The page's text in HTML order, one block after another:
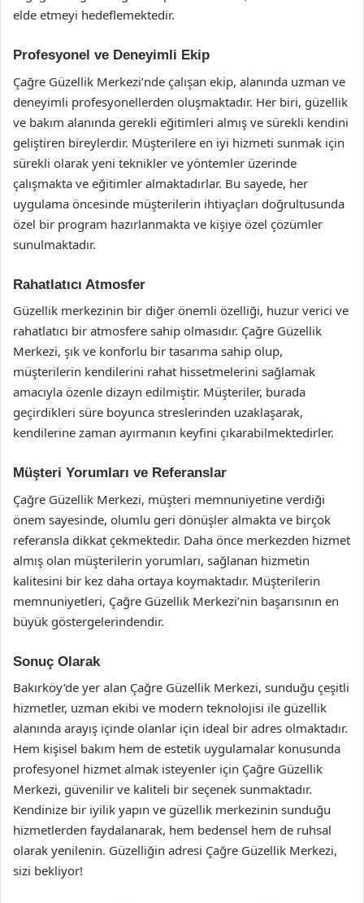
elde etmeyi hedeflemektedir.
Profesyonel ve Deneyimli Ekip
Çağre Güzellik Merkezi’nde çalışan ekip, alanında uzman ve
deneyimli profesyonellerden oluşmaktadır. Her biri, güzellik
ve bakım alanında gerekli eğitimleri almış ve sürekli kendini
geliştiren bireylerdir. Müşterilere en iyi hizmeti sunmak için
sürekli olarak yeni teknikler ve yöntemler üzerinde
çalışmakta ve eğitimler almaktadırlar. Bu sayede, her
uygulama öncesinde müşterilerin ihtiyaçları doğrultusunda
özel bir program hazırlanmakta ve kişiye özel çözümler
sunulmaktadır.
Rahatlatıcı Atmosfer
Güzellik merkezinin bir diğer önemli özelliği, huzur verici ve
rahatlatıcı bir atmosfere sahip olmasıdır. Çağre Güzellik
Merkezi, şık ve konforlu bir tasarıma sahip olup,
müşterilerin kendilerini rahat hissetmelerini sağlamak
amacıyla özenle dizayn edilmiştir. Müşteriler, burada
geçirdikleri süre boyunca streslerinden uzaklaşarak,
kendilerine zaman ayırmanın keyfini çıkarabilmektedirler.
Müşteri Yorumları ve Referanslar
Çağre Güzellik Merkezi, müşteri memnuniyetine verdiği
önem sayesinde, olumlu geri dönüşler almakta ve birçok
referansla dikkat çekmektedir. Daha önce merkezden hizmet
almış olan müşterilerin yorumları, sağlanan hizmetin
kalitesini bir kez daha ortaya koymaktadır. Müşterilerin
memnuniyetleri, Çağre Güzellik Merkezi’nin başarısının en
büyük göstergelerindendir.
Sonuç Olarak
Bakırköy’de yer alan Çağre Güzellik Merkezi, sunduğu çeşitli
hizmetler, uzman ekibi ve modern teknolojisi ile güzellik
alanında arayış içinde olanlar için ideal bir adres olmaktadır.
Hem kişisel bakım hem de estetik uygulamalar konusunda
profesyonel hizmet almak isteyenler için Çağre Güzellik
Merkezi, güvenilir ve kaliteli bir seçenek sunmaktadır.
Kendinize bir iyilik yapın ve güzellik merkezinin sunduğu
hizmetlerden faydalanarak, hem bedensel hem de ruhsal
olarak yenilenin. Güzelliğin adresi Çağre Güzellik Merkezi,
sizi bekliyor!